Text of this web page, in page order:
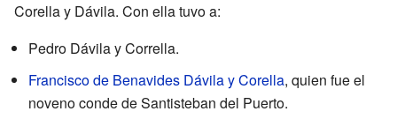
Corella y Dávila. Con ella tuvo a:
Pedro Dávila y Corrella.
Francisco de Benavides Dávila y Corella, quien fue el
noveno conde de Santisteban del Puerto.